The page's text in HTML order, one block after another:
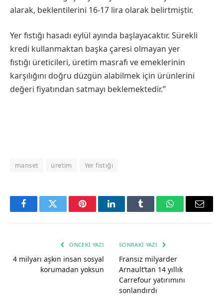
alarak, beklentilerini 16-17 lira olarak belirtmiştir.
​Yer fıstığı hasadı eylül ayında başlayacaktır. Sürekli
kredi kullanmaktan başka çaresi olmayan yer
fıstığı üreticileri, üretim masrafı ve emeklerinin
karşılığını doğru düzgün alabilmek için ürünlerini
değeri fiyatından satmayı beklemektedir.”
manset üretim Yer fıstığı
FacebookTwitter PinterestLinkedInTumblr WhatsAppEmail
ÖNCEKI YAZI
4 milyarı aşkın insan sosyal
korumadan yoksun
SONRAKI YAZI
Fransız milyarder
Arnault’tan 14 yıllık
Carrefour yatırımını
sonlandırdı